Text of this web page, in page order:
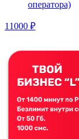
оператора)
11000 ₽